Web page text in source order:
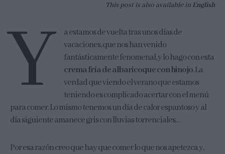
This post is also available in English
Y
a estamos de vuelta tras unos días de
vacaciones, que nos han venido
fantásticamente fenomenal, y lo hago con esta
crema fría de albaricoque con hinojo. La
verdad que viendo el verano que estamos
teniendo es complicado acertar con el menú
para comer. Lo mismo tenemos un día de calor espantoso y al
día siguiente amanece gris con lluvias torrenciales…
Por esa razón creo que hay que comer lo que nos apetezca y,